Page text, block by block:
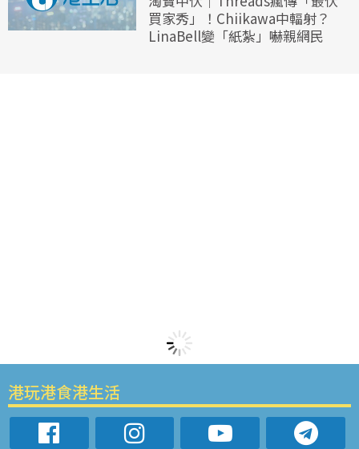
買家秀」！Chiikawa中輻射？
LinaBell變「紙紮」嚇親網民
港玩港食港生活